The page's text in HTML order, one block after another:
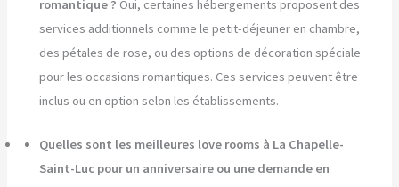
romantique ? Oui, certaines hébergements proposent des
services additionnels comme le petit-déjeuner en chambre,
des pétales de rose, ou des options de décoration spéciale
pour les occasions romantiques. Ces services peuvent être
inclus ou en option selon les établissements.
Quelles sont les meilleures love rooms à La Chapelle-
Saint-Luc pour un anniversaire ou une demande en